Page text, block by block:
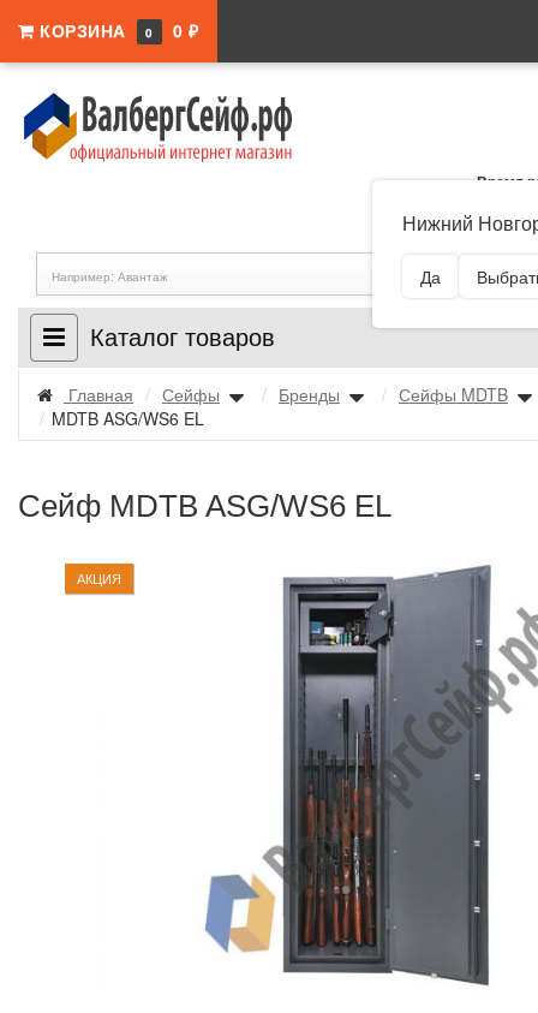
КОРЗИНА 0 0 ₽
Нижний
Да
Время
Каталог товаров
Главная / Сейфы / Бренды / Сейфы MDTB
/ MDTB ASG/WS6 EL
Сейф MDTB ASG/WS6 EL
АКЦИЯ